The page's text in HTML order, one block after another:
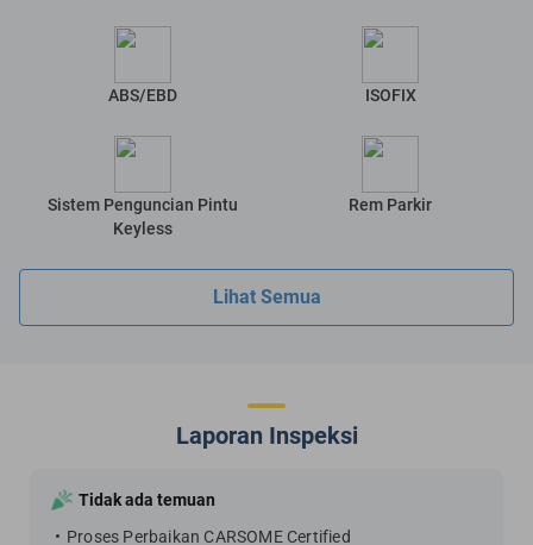
ABS/EBD ISOFIX
Sistem Penguncian Pintu
Keyless
Rem Parkir
Lihat Semua
Laporan Inspeksi
Tidak ada temuan
Proses Perbaikan CARSOME Certified